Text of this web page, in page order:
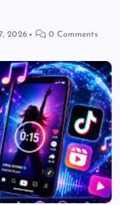
2026 0 Comments